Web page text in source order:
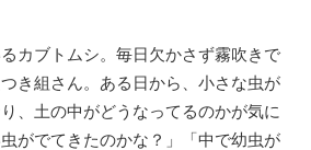
カブトムシ。毎日欠かさず霧吹きで
き組さん。ある日から、小さな虫が
、土の中がどうなってるのかが気に
がでてきたのかな？」「中で幼虫が